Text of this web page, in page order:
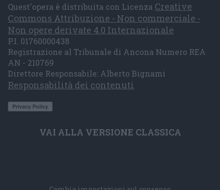
Quest'opera è distribuita con Licenza Creative
Commons Attribuzione - Non commerciale -
Non opere derivate 4.0 Internazionale
P.I. 01760000438
Registrazione al Tribunale di Ancona Numero REA
AN - 210769
Direttore Responsabile: Alberto Bignami
Responsabilità dei contenuti
VAI ALLA VERSIONE CLASSICA